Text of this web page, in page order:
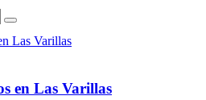
en Las Varillas